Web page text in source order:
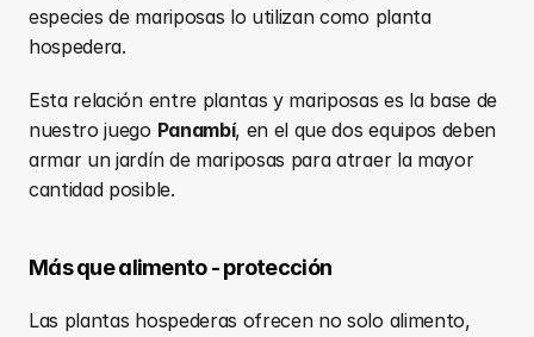
especies de mariposas lo utilizan como planta
hospedera.
Esta relación entre plantas y mariposas es la base de
nuestro juego Panambí, en el que dos equipos deben
armar un jardín de mariposas para atraer la mayor
cantidad posible.
Más que alimento - protección
Las plantas hospederas ofrecen no solo alimento,